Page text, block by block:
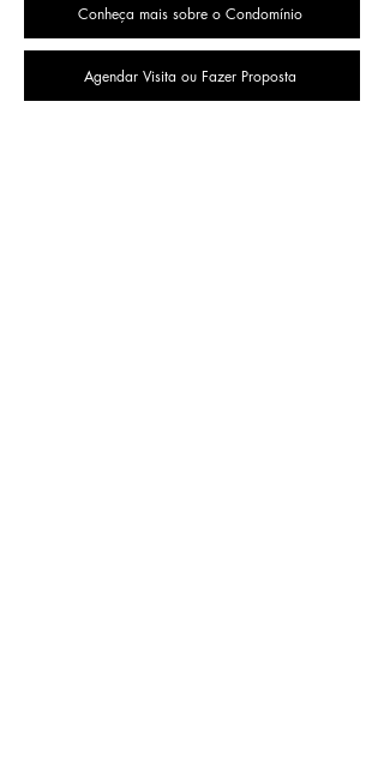
Conheça mais sobre o Condomínio
Agendar Visita ou Fazer Proposta